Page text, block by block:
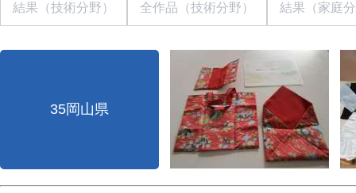
結果（技術分野） 全作品（技術分野） 結果（家庭
35岡山県